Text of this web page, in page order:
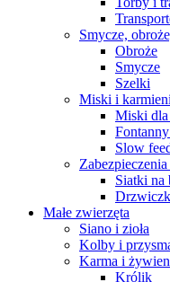
Smycze,
Obroże
Smycze
Szelki
Miski i
Miski dla
Slow
Siatki na
Małe zwierzęta
Siano i zioła
Kolby i
Karma i
Królik